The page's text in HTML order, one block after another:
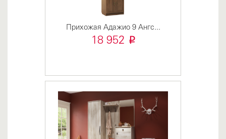
Прихожая Адажио 9 Ангс...
18 952 i